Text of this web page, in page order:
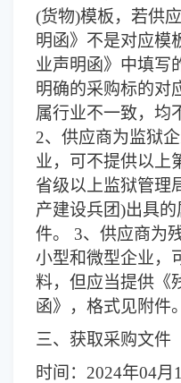
(货物)模板，若供
明函》不是对应模
业声明函》中填写
明确的采购标的对
属行业不一致，均
2、供应商为监狱
业，可不提供以上
省级以上监狱管理
产建设兵团)出具
件。 3、供应商为
小型和微型企业，
料，但应当提供《
函》，格式见附件。
三、获取采购文件
时间： 2024年04月